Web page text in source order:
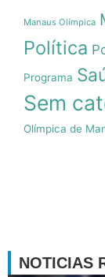
Manaus Olímpica
Política
Programa
Sem
Olímpica de
NOTICIAS